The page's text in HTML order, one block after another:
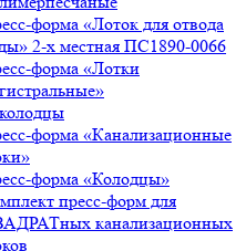
форма «Лоток для отвода
2-х местная ПС1890-0066
форма «Лотки
форма «Канализационные
форма «Колодцы»
пресс-форм для
канализационных